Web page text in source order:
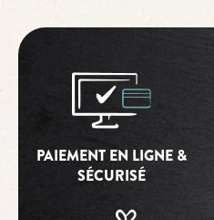
PAIEMENT EN LIGNE &
SÉCURISÉ